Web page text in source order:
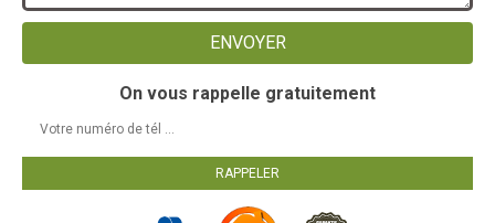
On vous rappelle gratuitement